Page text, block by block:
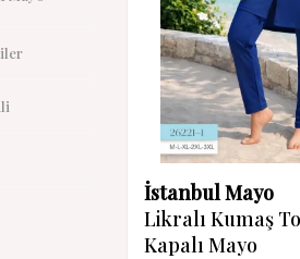
İstanbul Mayo
Likralı Kumaş
Kapalı Mayo